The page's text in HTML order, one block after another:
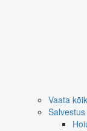
Vaata